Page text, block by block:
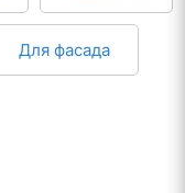
Для фасада